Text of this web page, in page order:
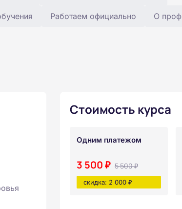
Работаем официально О
Стоимость курса
Одним платежом
3 500 ₽ 5 500 ₽
скидка: 2 000 ₽